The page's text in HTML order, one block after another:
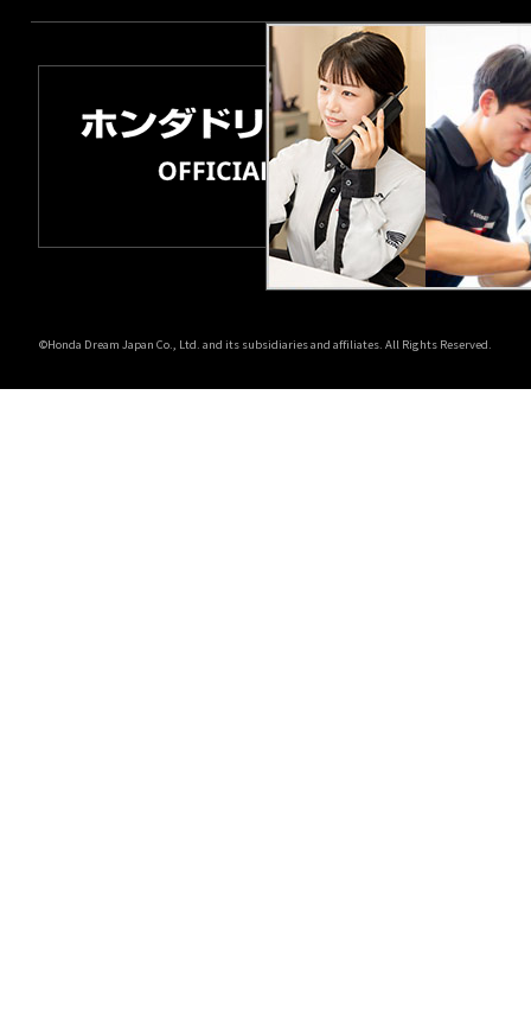
©Honda Dream Japan Co., Ltd. and its subsidiaries and affiliates. All Rights Reserved.